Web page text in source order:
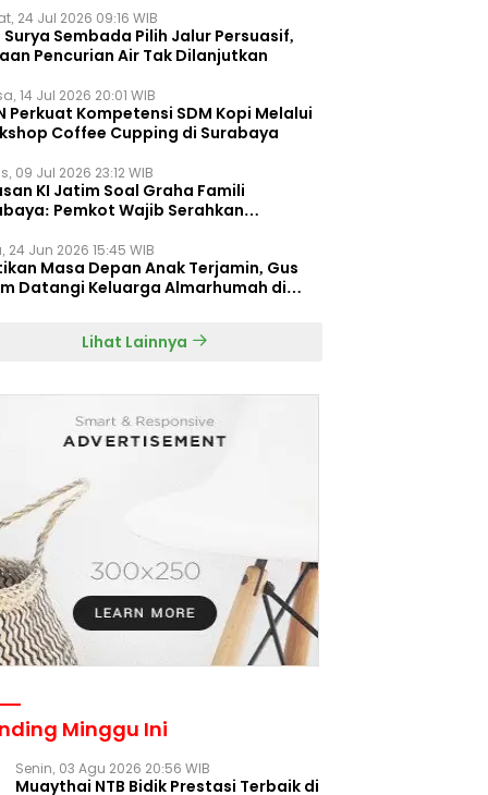
24 Jul 2026 09:16 WIB
Surya Sembada Pilih Jalur Persuasif,
Pencurian Air Tak Dilanjutkan
14 Jul 2026 20:01 WIB
Perkuat Kompetensi SDM Kopi Melalui
Coffee Cupping di Surabaya
09 Jul 2026 23:12 WIB
KI Jatim Soal Graha Famili
Pemkot Wajib Serahkan
24 Jun 2026 15:45 WIB
Masa Depan Anak Terjamin, Gus
Datangi Keluarga Almarhumah di
Lihat Lainnya
Minggu Ini
Senin, 03 Agu 2026 20:56 WIB
Muaythai NTB Bidik Prestasi Terbaik di